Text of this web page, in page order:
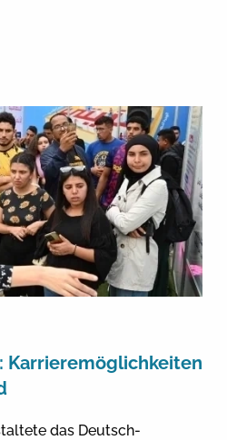
Karrieremöglichkeiten
das Deutsch-